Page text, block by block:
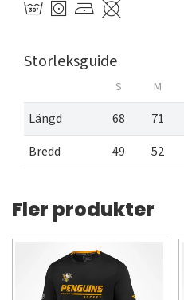
Storleksguide
S M
Längd 68 71
Bredd
49 52
Fler produkter